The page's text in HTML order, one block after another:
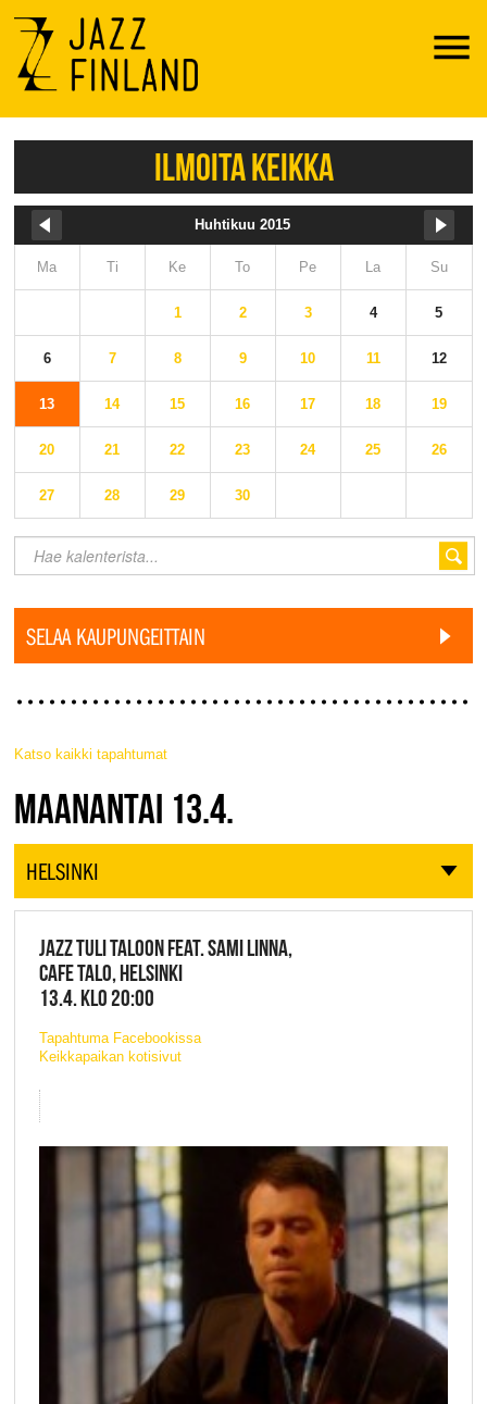
Menu
ILMOITA KEIKKA
Huhtikuu 2015
Ma Ti Ke To Pe La Su
1 2 3 4 5
6 7 8 9 10 11 12
13 14 15 16 17 18 19
20 21 22 23 24 25 26
27 28 29 30
SELAA KAUPUNGEITTAIN
Katso kaikki tapahtumat
JAZZ FINLAND LIVE
MAANANTAI 13.4.
HELSINKI
JAZZ TULI TALOON FEAT. SAMI LINNA,
CAFE TALO, HELSINKI
13.4. KLO 20:00
Tapahtuma Facebookissa
Keikkapaikan kotisivut